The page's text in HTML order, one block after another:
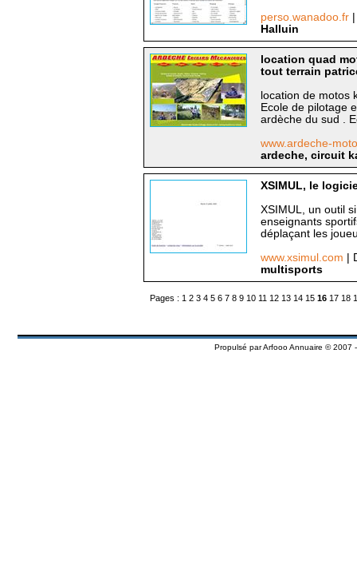
perso.wanadoo.fr
Halluin
location quad
tout terrain
location de motos
Ecole de pilotage
ardèche du sud .
www.ardeche-
ardeche, circuit
XSIMUL, le
XSIMUL, un outil
enseignants
déplaçant les
www.xsimul.com
|
multisports
Pages : 1 2 3 4 5 6 7 8 9 10 11 12 13 14 15 16 17 18
Propulsé parArfooo Annuaire © 2007